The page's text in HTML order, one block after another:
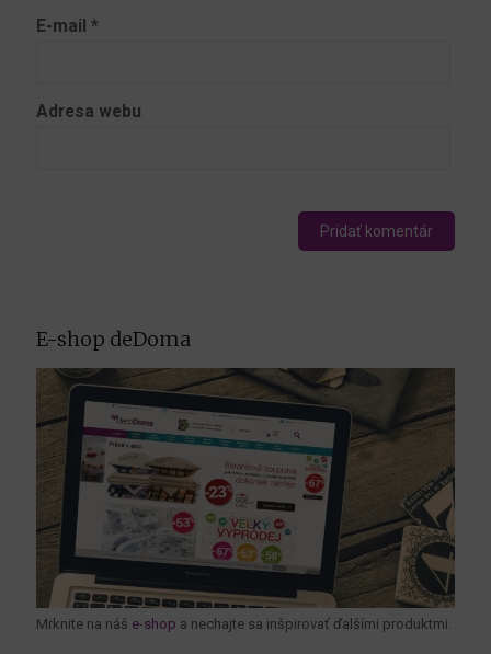
E-mail *
Adresa webu
E-shop deDoma
Mrknite na náš e-shop a nechajte sa inšpirovať ďalšími produktmi.